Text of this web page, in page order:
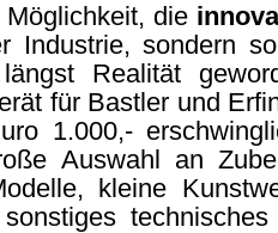
die
Industrie, sondern
Realität
für Bastler und
1.000,-
Auswahl an
kleine